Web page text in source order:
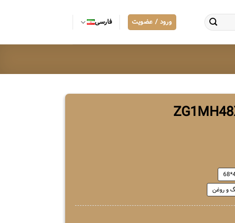
ورود / عضویت فارسی
و روغن